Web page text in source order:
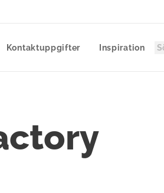
Kontaktuppgifter Inspiration